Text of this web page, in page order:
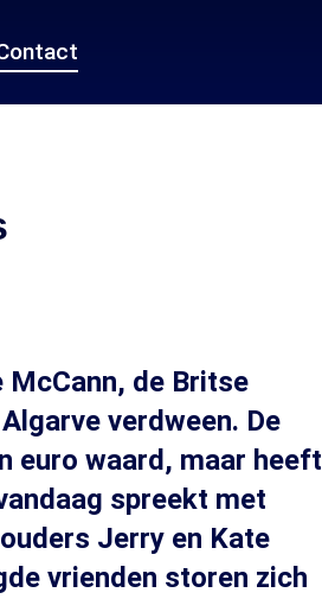
McCann, de Britse
verdween. De
euro waard, maar heeft
spreekt met
Jerry en Kate
vrienden storen zich